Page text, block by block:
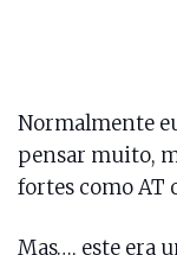
Normalmente
pensar muito,
fortes como AT
Mas…, este era